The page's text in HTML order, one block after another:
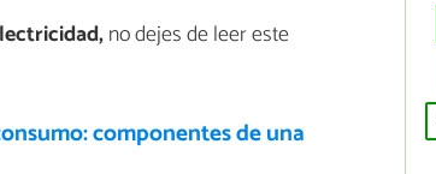
no dejes de leer este
componentes de una